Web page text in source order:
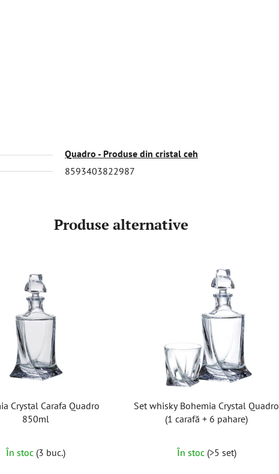
Quadro - Produse din cristal ceh
8593403822987
Produse alternative
Crystal Carafa Quadro
850ml
medie
În stoc (3 buc.)
Set whisky Bohemia Crystal Quadro
(1 carafă + 6 pahare)
În stoc (>5 set)